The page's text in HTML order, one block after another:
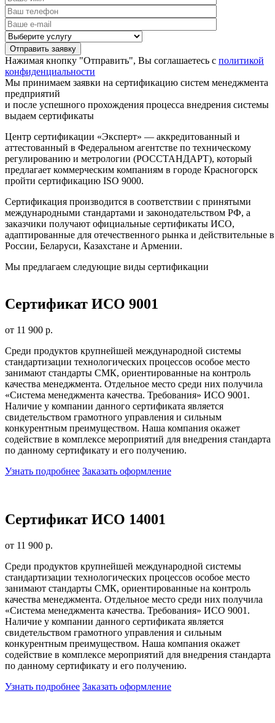
Нажимая кнопку "Отправить", Вы соглашаетесь с политикой
конфиденциальности
Мы принимаем заявки на сертификацию систем менеджмента
предприятий
и после успешного прохождения процесса внедрения системы
выдаем сертификаты
Центр сертификации «Эксперт» — аккредитованный и
аттестованный в Федеральном агентстве по техническому
регулированию и метрологии (РОССТАНДАРТ), который
предлагает коммерческим компаниям в городе Красногорск
пройти сертификацию ISO 9000.
Сертификация производится в соответствии с принятыми
международными стандартами и законодательством РФ, а
заказчики получают официальные сертификаты ИСО,
адаптированные для отечественного рынка и действительные в
России, Беларуси, Казахстане и Армении.
Мы предлагаем следующие виды сертификации
Сертификат ИСО 9001
от 11 900 р.
Среди продуктов крупнейшей международной системы
стандартизации технологических процессов особое место
занимают стандарты СМК, ориентированные на контроль
качества менеджмента. Отдельное место среди них получила
«Система менеджмента качества. Требования» ИСО 9001.
Наличие у компании данного сертификата является
свидетельством грамотного управления и сильным
конкурентным преимуществом. Наша компания окажет
содействие в комплексе мероприятий для внедрения стандарта
по данному сертификату и его получению.
Узнать подробнее Заказать оформление
Сертификат ИСО 14001
от 11 900 р.
Среди продуктов крупнейшей международной системы
стандартизации технологических процессов особое место
занимают стандарты СМК, ориентированные на контроль
качества менеджмента. Отдельное место среди них получила
«Система менеджмента качества. Требования» ИСО 9001.
Наличие у компании данного сертификата является
свидетельством грамотного управления и сильным
конкурентным преимуществом. Наша компания окажет
содействие в комплексе мероприятий для внедрения стандарта
по данному сертификату и его получению.
Узнать подробнее Заказать оформление